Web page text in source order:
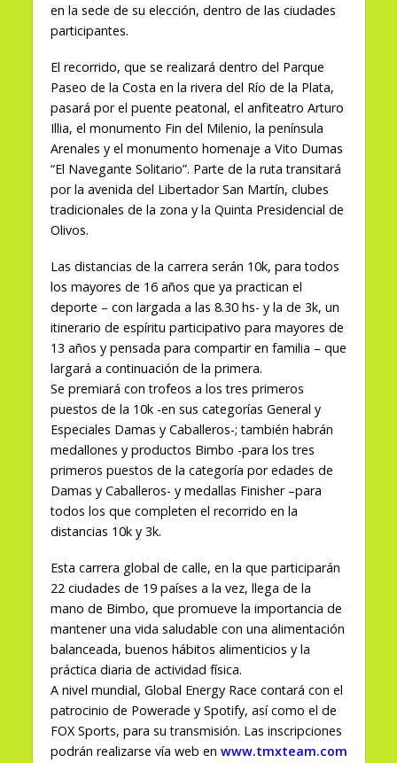
en la sede de su elección, dentro de las ciudades
participantes.
El recorrido, que se realizará dentro del Parque
Paseo de la Costa en la rivera del Río de la Plata,
pasará por el puente peatonal, el anfiteatro Arturo
Illia, el monumento Fin del Milenio, la península
Arenales y el monumento homenaje a Vito Dumas
“El Navegante Solitario”. Parte de la ruta transitará
por la avenida del Libertador San Martín, clubes
tradicionales de la zona y la Quinta Presidencial de
Olivos.
Las distancias de la carrera serán 10k, para todos
los mayores de 16 años que ya practican el
deporte – con largada a las 8.30 hs- y la de 3k, un
itinerario de espíritu participativo para mayores de
13 años y pensada para compartir en familia – que
largará a continuación de la primera.
Se premiará con trofeos a los tres primeros
puestos de la 10k -en sus categorías General y
Especiales Damas y Caballeros-; también habrán
medallones y productos Bimbo -para los tres
primeros puestos de la categoría por edades de
Damas y Caballeros- y medallas Finisher –para
todos los que completen el recorrido en la
distancias 10k y 3k.
Esta carrera global de calle, en la que participarán
22 ciudades de 19 países a la vez, llega de la
mano de Bimbo, que promueve la importancia de
mantener una vida saludable con una alimentación
balanceada, buenos hábitos alimenticios y la
práctica diaria de actividad física.
A nivel mundial, Global Energy Race contará con el
patrocinio de Powerade y Spotify, así como el de
FOX Sports, para su transmisión. Las inscripciones
podrán realizarse vía web en www.tmxteam.com